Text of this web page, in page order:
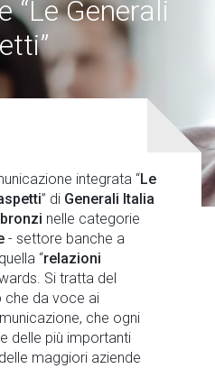
“Le Generali
integrata “Le
” di Generali Italia
nelle categorie
- settore banche a
“relazioni
Si tratta del
che da voce ai
che ogni
delle più importanti
maggiori aziende